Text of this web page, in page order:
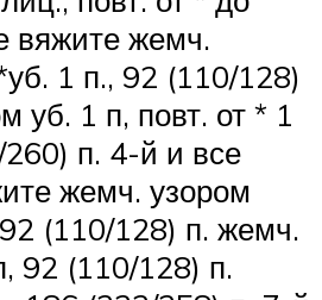
вяжите жемч.
1 п., 92 (110/128)
уб. 1 п, повт. от * 1
п. 4-й и все
жемч. узором
(110/128) п. жемч.
92 (110/128) п.